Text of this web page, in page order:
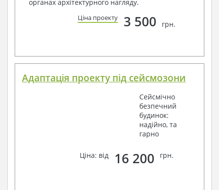
органах архітектурного нагляду.
Ціна проекту 3 500 грн.
Адаптація проекту під сейсмозони
Сейсмічно
безпечний
будинок:
надійно, та
гарно
Ціна: від 16 200 грн.